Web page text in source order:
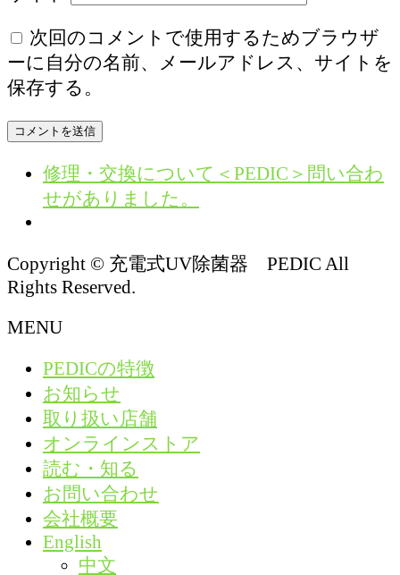
次回のコメントで使用するためブラウザ
ーに自分の名前、メールアドレス、サイトを
保存する。
修理・交換について＜PEDIC＞問い合わ
せがありました。
Copyright © 充電式UV除菌器 PEDIC All
Rights Reserved.
MENU
PEDICの特徴
お知らせ
取り扱い店舗
オンラインストア
読む・知る
お問い合わせ
会社概要
English
中文